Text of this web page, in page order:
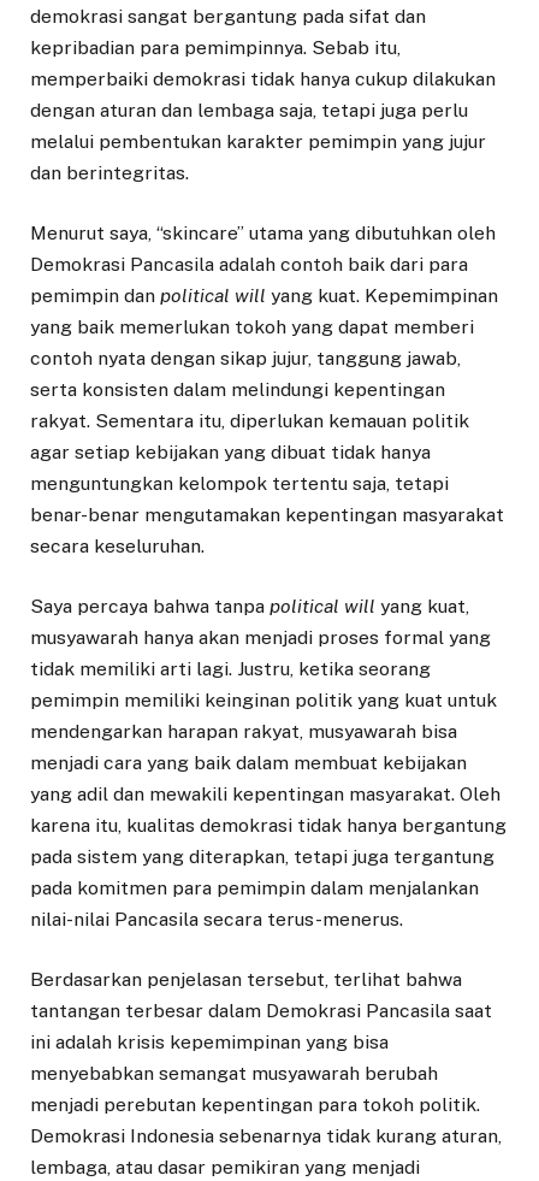
demokrasi sangat bergantung pada sifat dan
kepribadian para pemimpinnya. Sebab itu,
memperbaiki demokrasi tidak hanya cukup dilakukan
dengan aturan dan lembaga saja, tetapi juga perlu
melalui pembentukan karakter pemimpin yang jujur
dan berintegritas.
Menurut saya, “skincare” utama yang dibutuhkan oleh
Demokrasi Pancasila adalah contoh baik dari para
pemimpin dan political will yang kuat. Kepemimpinan
yang baik memerlukan tokoh yang dapat memberi
contoh nyata dengan sikap jujur, tanggung jawab,
serta konsisten dalam melindungi kepentingan
rakyat. Sementara itu, diperlukan kemauan politik
agar setiap kebijakan yang dibuat tidak hanya
menguntungkan kelompok tertentu saja, tetapi
benar-benar mengutamakan kepentingan masyarakat
secara keseluruhan.
Saya percaya bahwa tanpa political will yang kuat,
musyawarah hanya akan menjadi proses formal yang
tidak memiliki arti lagi. Justru, ketika seorang
pemimpin memiliki keinginan politik yang kuat untuk
mendengarkan harapan rakyat, musyawarah bisa
menjadi cara yang baik dalam membuat kebijakan
yang adil dan mewakili kepentingan masyarakat. Oleh
karena itu, kualitas demokrasi tidak hanya bergantung
pada sistem yang diterapkan, tetapi juga tergantung
pada komitmen para pemimpin dalam menjalankan
nilai-nilai Pancasila secara terus-menerus.
Berdasarkan penjelasan tersebut, terlihat bahwa
tantangan terbesar dalam Demokrasi Pancasila saat
ini adalah krisis kepemimpinan yang bisa
menyebabkan semangat musyawarah berubah
menjadi perebutan kepentingan para tokoh politik.
Demokrasi Indonesia sebenarnya tidak kurang aturan,
lembaga, atau dasar pemikiran yang menjadi